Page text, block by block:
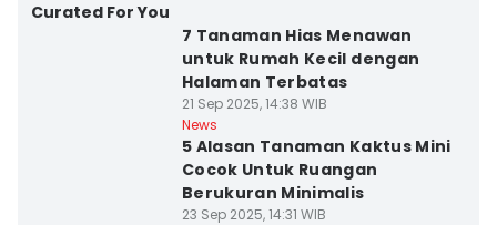
Curated For You
7 Tanaman Hias Menawan
untuk Rumah Kecil dengan
Halaman Terbatas
21 Sep 2025, 14:38 WIB
News
5 Alasan Tanaman Kaktus Mini
Cocok Untuk Ruangan
Berukuran Minimalis
23 Sep 2025, 14:31 WIB